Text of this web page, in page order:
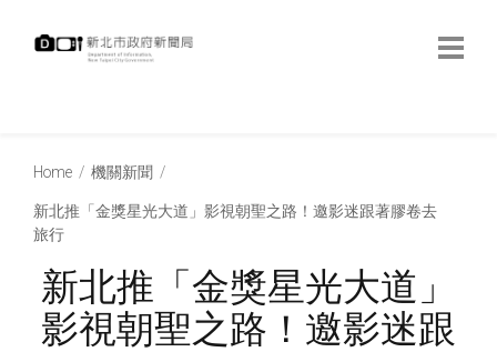
Home 機關新聞
新北推「金獎星光大道」影視朝聖之路！邀影迷跟著膠卷去
旅行
新北推「金獎星光大道」
影視朝聖之路！邀影迷跟